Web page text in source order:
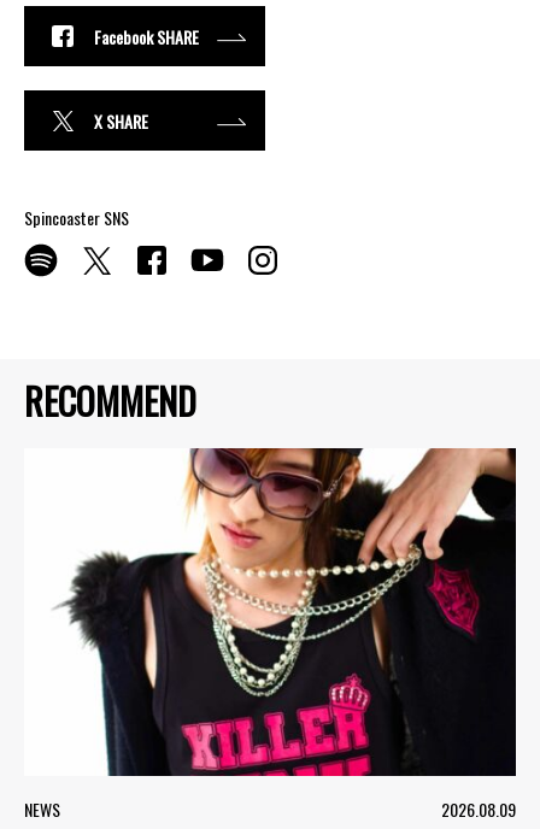
RECOMMEND
NEWS 2026.08.09
Facebook SHARE
X SHARE
Spincoaster SNS